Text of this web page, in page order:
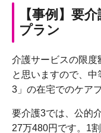
【事例】要
プラン
介護サービスの限度
と思いますので、
3」の在宅でのケア
要介護3では、公的
27万480円です。1